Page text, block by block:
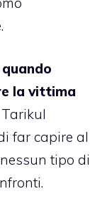
la vittima
Tarikul
far capire al
tipo di